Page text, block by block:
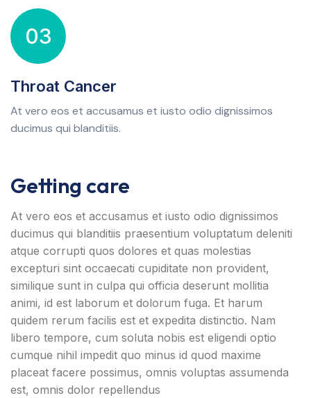
03
Throat Cancer
At vero eos et accusamus et iusto odio dignissimos
ducimus qui blanditiis.
Getting care
At vero eos et accusamus et iusto odio dignissimos
ducimus qui blanditiis praesentium voluptatum deleniti
atque corrupti quos dolores et quas molestias
excepturi sint occaecati cupiditate non provident,
similique sunt in culpa qui officia deserunt mollitia
animi, id est laborum et dolorum fuga. Et harum
quidem rerum facilis est et expedita distinctio. Nam
libero tempore, cum soluta nobis est eligendi optio
cumque nihil impedit quo minus id quod maxime
placeat facere possimus, omnis voluptas assumenda
est, omnis dolor repellendus